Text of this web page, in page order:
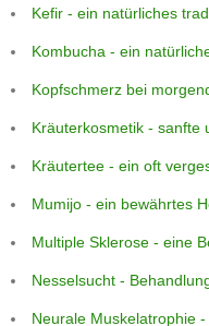
Kefir - ein natürliches
Kombucha - ein
Kopfschmerz bei
Kräuterkosmetik - sanfte
Kräutertee - ein oft
Mumijo - ein bewährtes
Multiple Sklerose - eine
Nesselsucht -
Neurale Muskelatrophie